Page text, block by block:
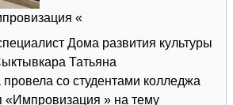
«
Дома развития культуры
Татьяна
со студентами колледжа
«Импровизация » на тему